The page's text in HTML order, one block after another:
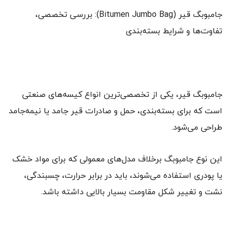
جامبوبگ قیر (Bitumen Jumbo Bag): بررسی تخصصی،
تفاوت‌ها و شرایط بسته‌بندی
جامبوبگ قیر، یکی از تخصصی‌ترین انواع کیسه‌های صنعتی
است که برای بسته‌بندی، حمل و صادرات قیر جامد یا نیمه‌جامد
طراحی می‌شود.
این نوع جامبوبگ برخلاف مدل‌های معمولی که برای مواد خشک
یا پودری استفاده می‌شوند، باید در برابر حرارت، چسبندگی،
نشت و تغییر شکل مقاومت بسیار بالایی داشته باشد.